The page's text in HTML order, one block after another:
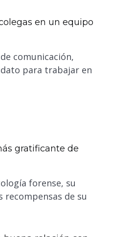
en un equipo
comunicación,
para trabajar en
gratificante de
forense, su
recompensas de su